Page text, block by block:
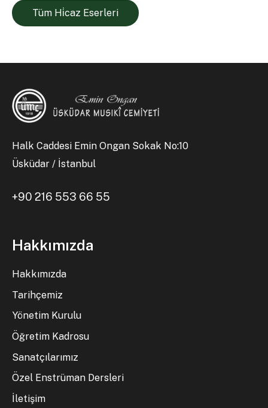
Tüm Hi̇caz Eserleri
Halk Caddesi Emin Ongan Sokak No:10
Üsküdar / İstanbul
+90 216 553 66 55
Hakkımızda
Hakkımızda
Tarihçemiz
Yönetim Kurulu
Öğretim Kadrosu
Sanatçılarımız
Özel Enstrüman Dersleri
İletişim